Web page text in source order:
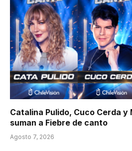
Catalina Pulido, Cuco Cerda
suman a Fiebre de canto
Agosto 7, 2026